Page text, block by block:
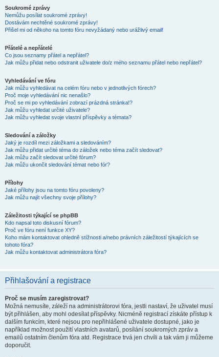
Soukromé zprávy
Nemůžu posílat soukromé zprávy!
Dostávám nechtěné soukromé zprávy!
Přišel mi od někoho na tomto fóru nevyžádaný nebo urážlivý email!
Přátelé a nepřátelé
Co jsou seznamy přátel a nepřátel?
Jak můžu přidat nebo odstranit uživatele do/z mého seznamu přátel nebo nepřátel?
Vyhledávání ve fóru
Jak můžu vyhledávat na celém fóru nebo v jednotlivých fórech?
Proč moje vyhledávání nic nenašlo?
Proč se mi po vyhledávání zobrazí prázdná stránka!?
Jak můžu vyhledat určité uživatele?
Jak můžu vyhledat svoje vlastní příspěvky a témata?
Sledování a záložky
Jaký je rozdíl mezi záložkami a sledováním?
Jak můžu přidat určité téma do záložek nebo téma začít sledovat?
Jak můžu začít sledovat určité fórum?
Jak můžu ukončit sledování témat nebo fór?
Přílohy
Jaké přílohy jsou na tomto fóru povoleny?
Jak můžu najít všechny svoje přílohy?
Záležitosti týkající se phpBB
Kdo napsal toto diskusní fórum?
Proč ve fóru není funkce XY?
Koho mám kontaktovat ohledně stížnosti a/nebo právních záležitostí týkajících se
tohoto fóra?
Jak můžu kontaktovat administrátora fóra?
Přihlašování a registrace
Proč se musím zaregistrovat?
Možná nemusíte, záleží na administrátorovi fóra, jestli nastaví, že uživatel musí
být přihlášen, aby mohl odesílat příspěvky. Nicméně registrací získáte přístup k
dalším funkcím, které nejsou pro nepřihlášené uživatele dostupné, jako je
například možnost použití vlastních avatarů, posílání soukromých zpráv a
emailů ostatním členům fóra atd. Registrace trvá jen chvíli a tak vám ji můžeme
doporučit.